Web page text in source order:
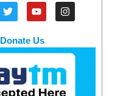
Donate Us